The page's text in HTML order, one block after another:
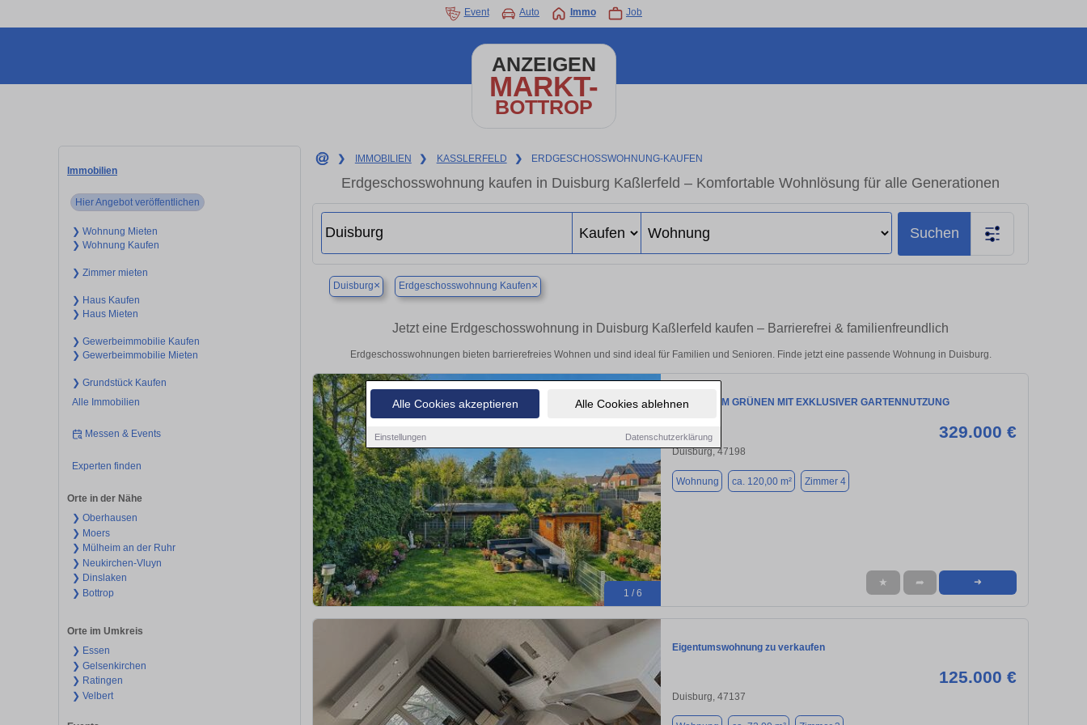
Alle Cookies akzeptieren Alle Cookies ablehnen
Einstellungen Datenschutzerklärung
Event Auto Immo Job
ANZEIGEN
MARKT-
BOTTROP
Immobilien
Hier Angebot veröffentlichen
❯ Wohnung Mieten
❯ Wohnung Kaufen
❯ Zimmer mieten
❯ Haus Kaufen
❯ Haus Mieten
❯ Gewerbeimmobilie Kaufen
❯ Gewerbeimmobilie Mieten
❯ Grundstück Kaufen
Alle Immobilien
Messen & Events
Experten finden
Orte in der Nähe
❯ Oberhausen
❯ Moers
❯ Mülheim an der Ruhr
❯ Neukirchen-Vluyn
❯ Dinslaken
❯ Bottrop
Orte im Umkreis
❯ Essen
❯ Gelsenkirchen
❯ Ratingen
❯ Velbert
❯ IMMOBILIEN ❯ KASSLERFELD ❯ ERDGESCHOSSWOHNUNG-KAUFEN
Erdgeschosswohnung kaufen in Duisburg Kaßlerfeld – Komfortable Wohnlösung für alle Generationen
Suchen
Duisburg× Erdgeschosswohnung Kaufen×
Jetzt eine Erdgeschosswohnung in Duisburg Kaßlerfeld kaufen – Barrierefrei & familienfreundlich
Erdgeschosswohnungen bieten barrierefreies Wohnen und sind ideal für Familien und Senioren. Finde jetzt eine passende Wohnung in Duisburg.
1 / 6
WOHNEN IM GRÜNEN MIT EXKLUSIVER GARTENNUTZUNG
329.000 €
Duisburg, 47198
Wohnung ca. 120,00 m² Zimmer 4
★ ➦ ➜
Eigentumswohnung zu verkaufen
125.000 €
Duisburg, 47137